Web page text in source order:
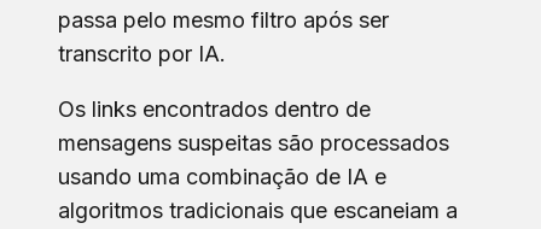
passa pelo mesmo filtro após ser
transcrito por IA.
Os links encontrados dentro de
mensagens suspeitas são processados
usando uma combinação de IA e
algoritmos tradicionais que escaneiam a